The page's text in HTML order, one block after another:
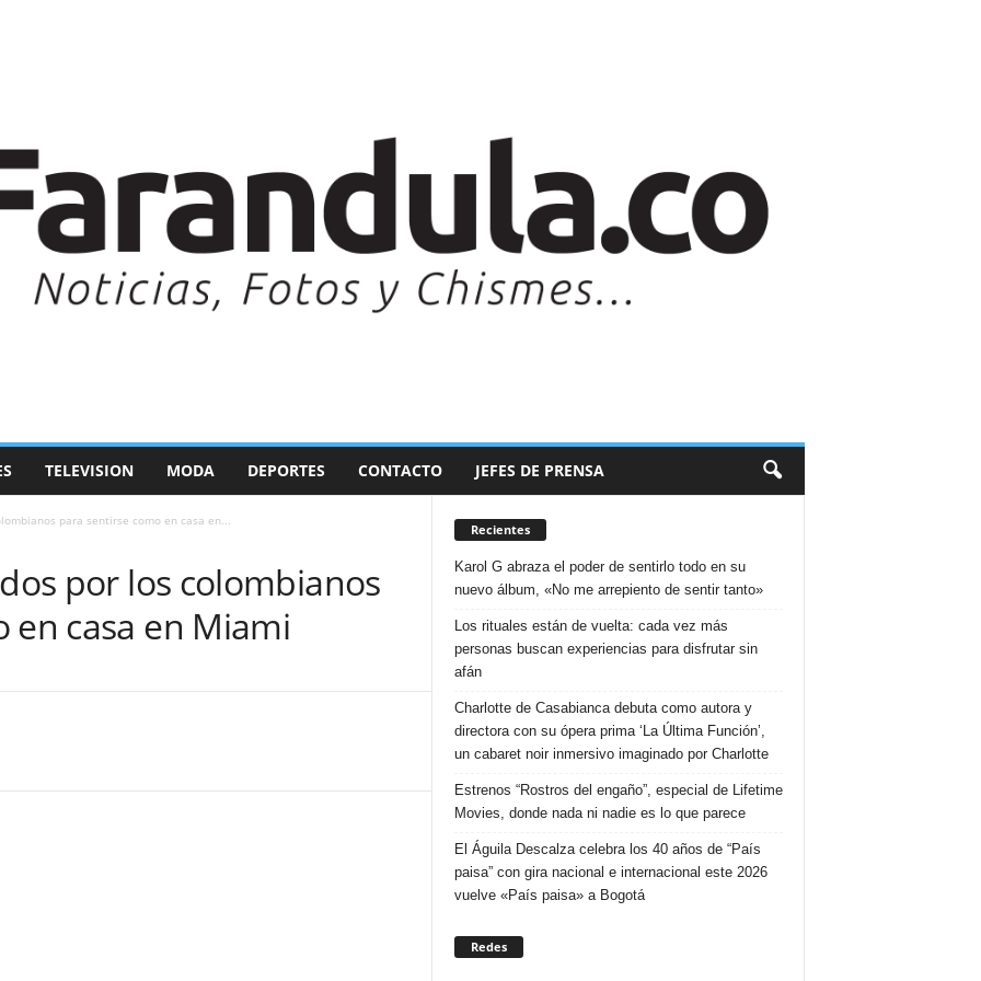
TELEVISION MODA DEPORTES CONTACTO JEFES DE PRENSA
para sentirse como en casa en...
por los colombianos
en casa en Miami
Recientes
Karol G abraza el poder de sentirlo todo en su
nuevo álbum, «No me arrepiento de sentir tanto»
Los rituales están de vuelta: cada vez más
personas buscan experiencias para disfrutar sin
afán
Charlotte de Casabianca debuta como autora y
directora con su ópera prima ‘La Última Función’,
un cabaret noir inmersivo imaginado por Charlotte
Estrenos “Rostros del engaño”, especial de Lifetime
Movies, donde nada ni nadie es lo que parece
El Águila Descalza celebra los 40 años de “País
paisa” con gira nacional e internacional este 2026
vuelve «País paisa» a Bogotá
Redes